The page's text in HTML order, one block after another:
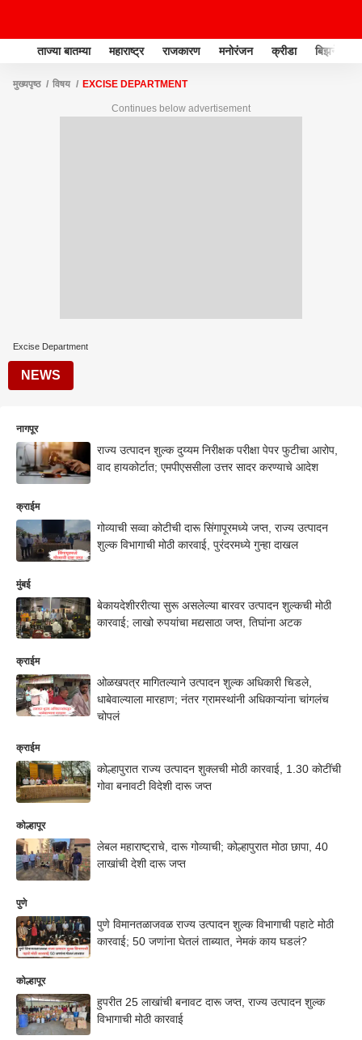
ताज्या बातम्या महाराष्ट्र राजकारण मनोरंजन क्रीडा बिझनेस
मुख्यपृष्ठ विषय EXCISE DEPARTMENT
Continues below advertisement
Excise Department
NEWS
नागपूर
राज्य उत्पादन शुल्क दुय्यम निरीक्षक परीक्षा पेपर फुटीचा आरोप,
वाद हायकोर्टात; एमपीएससीला उत्तर सादर करण्याचे आदेश
क्राईम
गोव्याची सव्वा कोटीची दारू सिंगापूरमध्ये जप्त, राज्य उत्पादन
शुल्क विभागाची मोठी कारवाई, पुरंदरमध्ये गुन्हा दाखल
मुंबई
बेकायदेशीररीत्या सुरू असलेल्या बारवर उत्पादन शुल्कची मोठी
कारवाई; लाखो रुपयांचा मद्यसाठा जप्त, तिघांना अटक
क्राईम
ओळखपत्र मागितल्याने उत्पादन शुल्क अधिकारी चिडले,
धाबेवाल्याला मारहाण; नंतर ग्रामस्थांनी अधिकाऱ्यांना चांगलंच
चोपलं
क्राईम
कोल्हापुरात राज्य उत्पादन शुक्लची मोठी कारवाई, 1.30 कोटींची
गोवा बनावटी विदेशी दारू जप्त
कोल्हापूर
लेबल महाराष्ट्राचे, दारू गोव्याची; कोल्हापुरात मोठा छापा, 40
लाखांची देशी दारू जप्त
पुणे
पुणे विमानतळाजवळ राज्य उत्पादन शुल्क विभागाची पहाटे मोठी
कारवाई; 50 जणांना घेतलं ताब्यात, नेमकं काय घडलं?
कोल्हापूर
हुपरीत 25 लाखांची बनावट दारू जप्त, राज्य उत्पादन शुल्क
विभागाची मोठी कारवाई